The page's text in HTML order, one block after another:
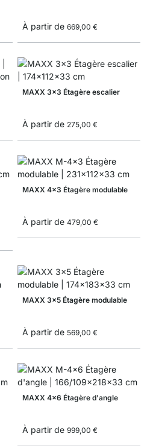
À partir de 669,00 €
MAXX 3x3 Étagère escalier
À partir de 275,00 €
MAXX 4x3 Étagère modulable
À partir de 479,00 €
MAXX 3x5 Étagère modulable
À partir de 569,00 €
MAXX 4x6 Étagère d'angle
À partir de 999,00 €